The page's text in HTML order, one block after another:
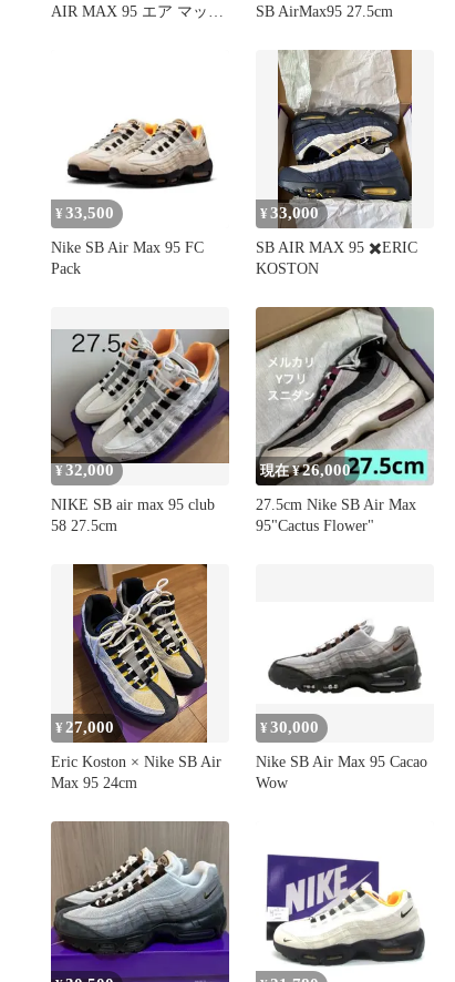
AIR MAX 95 エア マック
SB AirMax95 27.5cm
¥ 33,500
Nike SB Air Max 95 FC
Pack
¥33,000
SB AIR MAX 95 ✖️ERIC
KOSTON
¥32,000
NIKE SB air max 95 club
58 27.5cm
現在 ¥26,000
27.5cm Nike SB Air Max
95"Cactus Flower"
¥ 27,000
Eric Koston × Nike SB Air
Max 95 24cm
¥30,000
Nike SB Air Max 95 Cacao
Wow